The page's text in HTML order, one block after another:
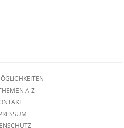
A-Z